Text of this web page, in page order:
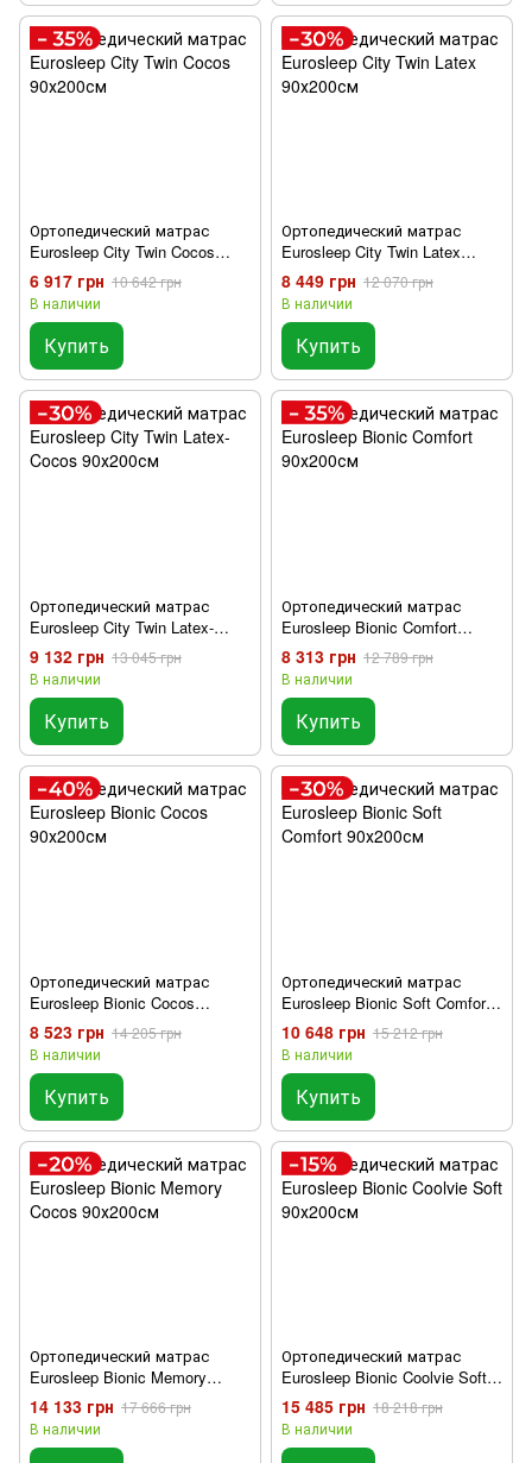
Ортопедический матрас
Eurosleep City Twin Cocos
90х200см
6 917 грн 10 642 грн
В наличии
Купить
Ортопедический матрас
Eurosleep City Twin Latex
90х200см
8 449 грн 12 070 грн
В наличии
Купить
Ортопедический матрас
Eurosleep City Twin Latex-
Cocos 90х200см
9 132 грн 13 045 грн
В наличии
Купить
Ортопедический матрас
Eurosleep Bionic Comfort
90х200см
8 313 грн 12 789 грн
В наличии
Купить
Ортопедический матрас
Eurosleep Bionic Cocos
90х200см
8 523 грн 14 205 грн
В наличии
Купить
Ортопедический матрас
Eurosleep Bionic Soft Comfort
90х200см
10 648 грн 15 212 грн
В наличии
Купить
Ортопедический матрас
Eurosleep Bionic Memory
Cocos 90х200см
14 133 грн 17 666 грн
В наличии
Ортопедический матрас
Eurosleep Bionic Coolvie Soft
90х200см
15 485 грн 18 218 грн
В наличии